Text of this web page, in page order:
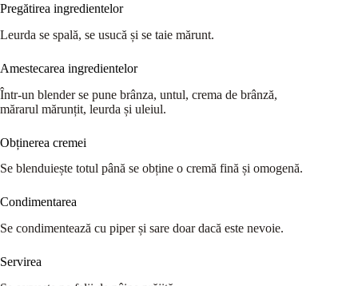
Pregătirea ingredientelor
Leurda se spală, se usucă și se taie mărunt.
Amestecarea ingredientelor
Într-un blender se pune brânza, untul, crema de brânză,
mărarul mărunțit, leurda și uleiul.
Obținerea cremei
Se blenduiește totul până se obține o cremă fină și omogenă.
Condimentarea
Se condimentează cu piper și sare doar dacă este nevoie.
Servirea